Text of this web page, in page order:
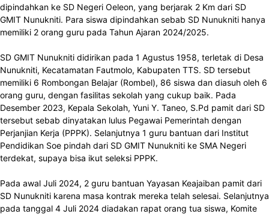
dipindahkan ke SD Negeri Oeleon, yang berjarak 2 Km dari SD
GMIT Nunukniti. Para siswa dipindahkan sebab SD Nunukniti hanya
memiliki 2 orang guru pada Tahun Ajaran 2024/2025.
SD GMIT Nunukniti didirikan pada 1 Agustus 1958, terletak di Desa
Nunukniti, Kecatamatan Fautmolo, Kabupaten TTS. SD tersebut
memiliki 6 Rombongan Belajar (Rombel), 86 siswa dan diasuh oleh 6
orang guru, dengan fasilitas sekolah yang cukup baik. Pada
Desember 2023, Kepala Sekolah, Yuni Y. Taneo, S.Pd pamit dari SD
tersebut sebab dinyatakan lulus Pegawai Pemerintah dengan
Perjanjian Kerja (PPPK). Selanjutnya 1 guru bantuan dari Institut
Pendidikan Soe pindah dari SD GMIT Nunukniti ke SMA Negeri
terdekat, supaya bisa ikut seleksi PPPK.
Pada awal Juli 2024, 2 guru bantuan Yayasan Keajaiban pamit dari
SD Nunukniti karena masa kontrak mereka telah selesai. Selanjutnya
pada tanggal 4 Juli 2024 diadakan rapat orang tua siswa, Komite